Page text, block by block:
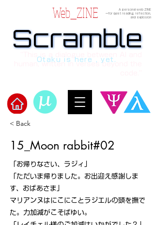
Web_ZINE
A personal web ZINE
ーfor quiet reading, reflection,
and explosion
Scramble
Scramble
human, written in verses beyond the
Otaku is here , yet.
< Back
15_Moon rabbit#02
「お帰りなさい、ラジィ」
「ただいま帰りました。お出迎え感謝しま
す、おばあさま」
マリアンヌはにこにことラジエルの頭を撫で
た。力加減がこそばゆい。